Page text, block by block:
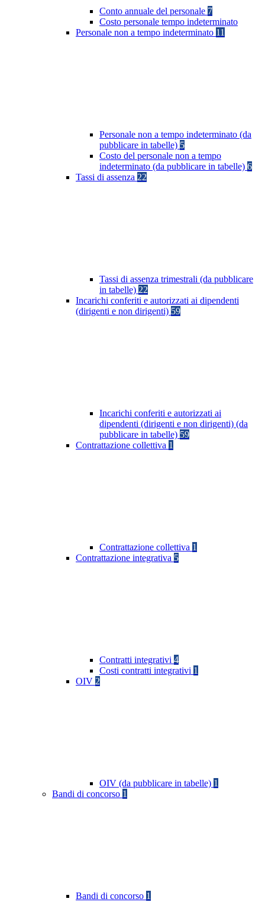
Conto annuale del personale 7
Costo personale tempo indeterminato
Personale non a tempo indeterminato 11
Personale non a tempo indeterminato (da
pubblicare in tabelle) 5
Costo del personale non a tempo
indeterminato (da pubblicare in tabelle) 6
Tassi di assenza 22
Tassi di assenza trimestrali (da pubblicare
in tabelle) 22
Incarichi conferiti e autorizzati ai dipendenti
(dirigenti e non dirigenti) 59
Incarichi conferiti e autorizzati ai
dipendenti (dirigenti e non dirigenti) (da
pubblicare in tabelle) 59
Contrattazione collettiva 1
Contrattazione collettiva 1
Contrattazione integrativa 5
Contratti integrativi 4
Costi contratti integrativi 1
OIV 2
OIV (da pubblicare in tabelle) 1
Bandi di concorso 1
Bandi di concorso 1